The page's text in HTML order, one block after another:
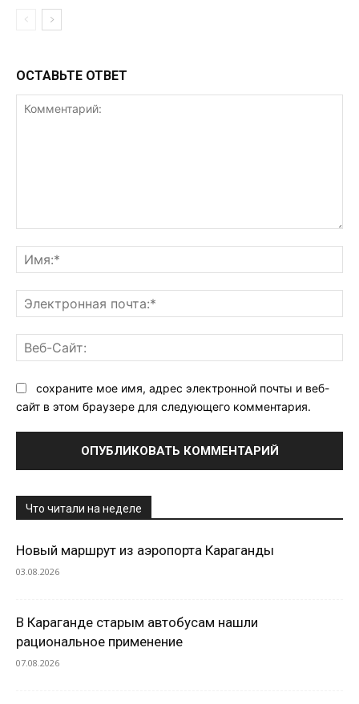
ОСТАВЬТЕ ОТВЕТ
сохраните мое имя, адрес электронной почты и веб-
сайт в этом браузере для следующего комментария.
Что читали на неделе
Новый маршрут из аэропорта Караганды
03.08.2026
В Караганде старым автобусам нашли
рациональное применение
07.08.2026